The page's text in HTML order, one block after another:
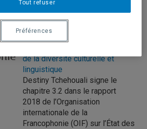
Chapitre : Contribuer à
l’émergence d’une gouvernance
de la diversité culturelle et
linguistique
Destiny Tchehouali signe le
chapitre 3.2 dans le rapport
2018 de l’Organisation
internationale de la
Francophonie (OIF) sur l’État des
Tout refuser
Préférences